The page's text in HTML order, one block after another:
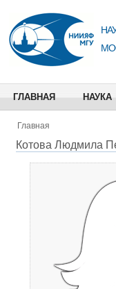
ГЛАВНАЯ НАУКА
Главная
Котова Людмила